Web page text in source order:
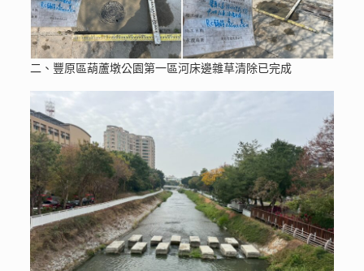
二、豐原區葫蘆墩公園第一區河床邊雜草清除已完成